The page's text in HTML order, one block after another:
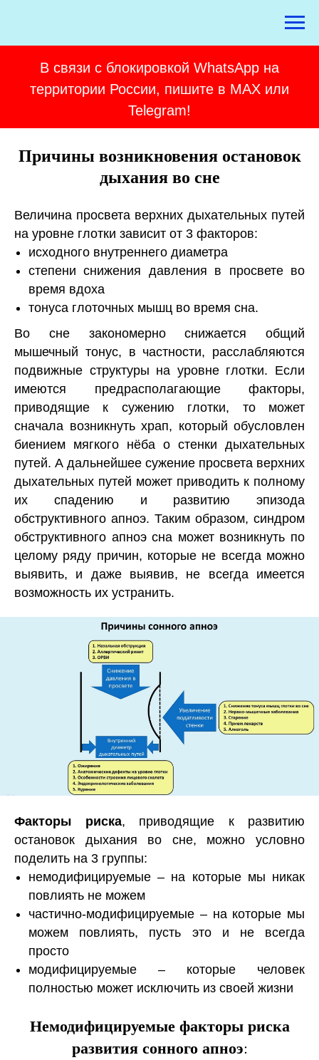
В связи с блокировкой WhatsApp на
территории России, пишите в MAX или
Telegram!
Причины возникновения остановок
дыхания во сне
Величина просвета верхних дыхательных путей
на уровне глотки зависит от 3 факторов:
исходного внутреннего диаметра
степени снижения давления в просвете во
время вдоха
тонуса глоточных мышц во время сна.
Во сне закономерно снижается общий
мышечный тонус, в частности, расслабляются
подвижные структуры на уровне глотки. Если
имеются предрасполагающие факторы,
приводящие к сужению глотки, то может
сначала возникнуть храп, который обусловлен
биением мягкого нёба о стенки дыхательных
путей. А дальнейшее сужение просвета верхних
дыхательных путей может приводить к полному
их спадению и развитию эпизода
обструктивного апноэ. Таким образом, синдром
обструктивного апноэ сна может возникнуть по
целому ряду причин, которые не всегда можно
выявить, и даже выявив, не всегда имеется
возможность их устранить.
Факторы риска, приводящие к развитию
остановок дыхания во сне, можно условно
поделить на 3 группы:
немодифицируемые – на которые мы никак
повлиять не можем
частично-модифицируемые – на которые мы
можем повлиять, пусть это и не всегда
просто
модифицируемые – которые человек
полностью может исключить из своей жизни
Немодифицируемые факторы риска
развития сонного апноэ: